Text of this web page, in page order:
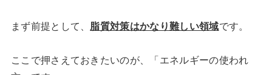
まず前提として、 脂質対策はかなり難しい領域です。
ここで押さえておきたいのが、「エネルギーの使われ